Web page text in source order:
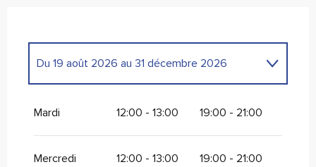
Du 19 août 2026 au 31 décembre 2026
Mardi 12:00 - 13:00 19:00 - 21:00
Mercredi 12:00 - 13:00 19:00 - 21:00